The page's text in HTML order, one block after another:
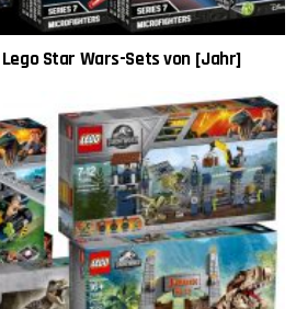
Star Wars-Sets von [Jahr]